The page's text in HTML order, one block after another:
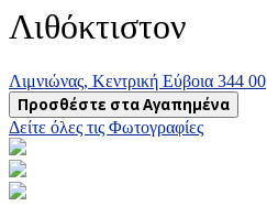
Λιθόκτιστον
Λιμνιώνας, Κεντρική Εύβοια 344 00
Προσθέστε στα Αγαπημένα
Δείτε όλες τις Φωτογραφίες